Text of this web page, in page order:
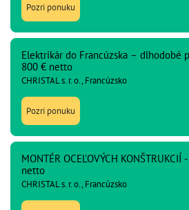
Pozri ponuku
Elektrikár do Francúzska – dlhodobé
800 € netto
CHRISTAL s. r. o., Francúzsko
Pozri ponuku
MONTÉR OCEĽOVÝCH
netto
CHRISTAL s. r. o., Francúzsko